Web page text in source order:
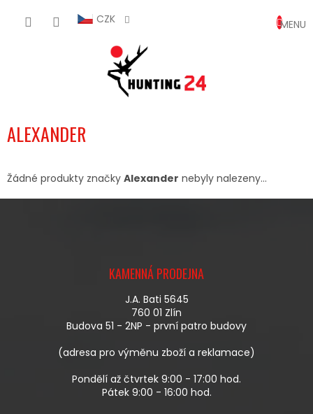
CZK
KOŠÍK
ALEXANDER
Žádné produkty značky Alexander nebyly nalezeny...
KAMENNÁ PRODEJNA
J.A. Bati 5645
760 01 Zlín
Budova 51 - 2NP - první patro budovy
(adresa pro výměnu zboží a reklamace)
Pondělí až čtvrtek 9:00 - 17:00 hod.
Pátek 9:00 - 16:00 hod.